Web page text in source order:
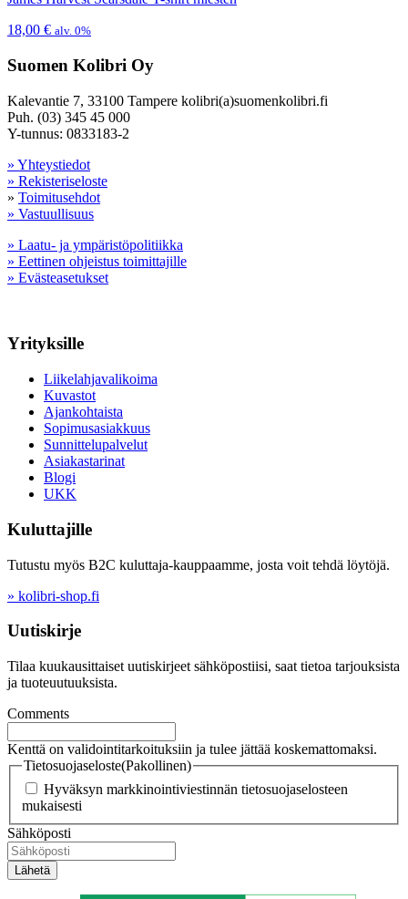
18,00 € alv. 0%
Suomen Kolibri Oy
Kalevantie 7, 33100 Tampere kolibri(a)suomenkolibri.fi
Puh. (03) 345 45 000
Y-tunnus: 0833183-2
» Yhteystiedot
» Rekisteriseloste
» Toimitusehdot
» Vastuullisuus
» Laatu- ja ympäristöpolitiikka
» Eettinen ohjeistus toimittajille
» Evästeasetukset
Yrityksille
Liikelahjavalikoima
Kuvastot
Ajankohtaista
Sopimusasiakkuus
Sunnittelupalvelut
Asiakastarinat
Blogi
UKK
Kuluttajille
Tutustu myös B2C kuluttaja-kauppaamme, josta voit tehdä löytöjä.
» kolibri-shop.fi
Uutiskirje
Tilaa kuukausittaiset uutiskirjeet sähköpostiisi, saat tietoa tarjouksista
ja tuoteuutuuksista.
Comments
Kenttä on validointitarkoituksiin ja tulee jättää koskemattomaksi.
Tietosuojaseloste(Pakollinen)
Hyväksyn markkinointiviestinnän tietosuojaselosteen
mukaisesti
Sähköposti